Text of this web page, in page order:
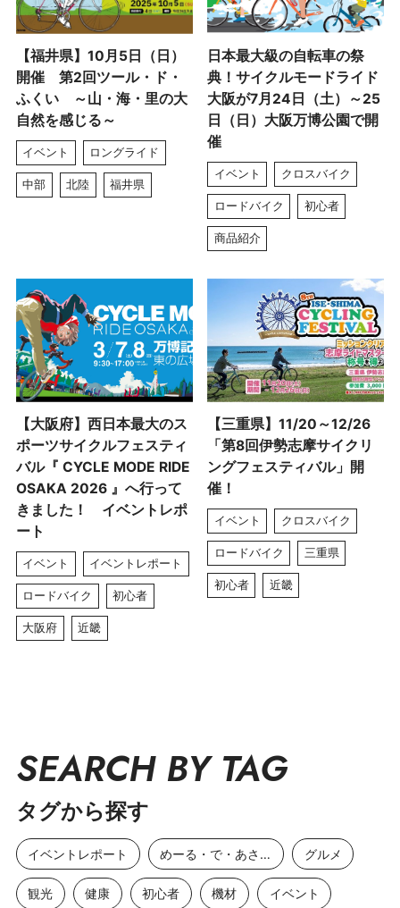
【福井県】10月5日（日）
開催 第2回ツール・ド・
ふくい ～山・海・里の大
自然を感じる～
イベント ロングライド
中部 北陸 福井県
日本最大級の自転車の祭
典！サイクルモードライド
大阪が7月24日（土）～25
日（日）大阪万博公園で開
催
イベント クロスバイク
ロードバイク 初心者
商品紹介
【大阪府】西日本最大のス
ポーツサイクルフェスティ
バル『 CYCLE MODE RIDE
OSAKA 2026 』へ行って
きました！ イベントレポ
ート
イベント イベントレポート
ロードバイク 初心者
大阪府 近畿
【三重県】11/20～12/26
「第8回伊勢志摩サイクリ
ングフェスティバル」開
催！
イベント クロスバイク
ロードバイク 三重県
初心者 近畿
SEARCH BY TAG
タグから探す
イベントレポート めーる・で・あさひ グルメ
観光 健康 初心者 機材 イベント